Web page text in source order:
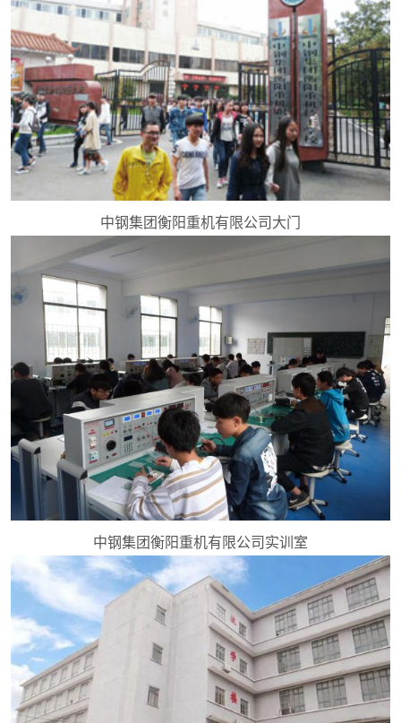
中钢集团衡阳重机有限公司大门
中钢集团衡阳重机有限公司实训室